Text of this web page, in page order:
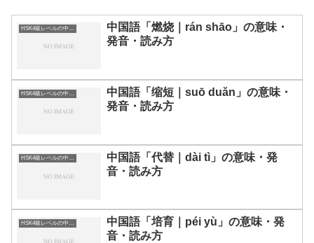
中国語「燃烧｜rán shāo」の意味・
発音・読み方
中国語「缩短｜suō duǎn」の意味・
発音・読み方
HSK4級レベルの中国語
中国語「代替｜dài tì」の意味・発
音・読み方
HSK4級レベルの中国語
中国語「培育｜péi yù」の意味・発
音・読み方